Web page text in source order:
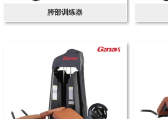
胯部训练器